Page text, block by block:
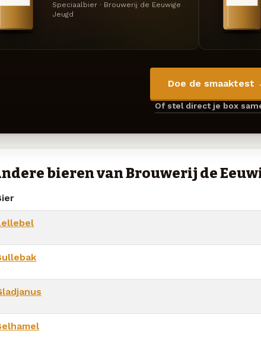
Speciaalbier · Brouwerij de Eeuwige
Jeugd
Doe de smaaktest
Of stel direct je box
bieren van Brouwerij de